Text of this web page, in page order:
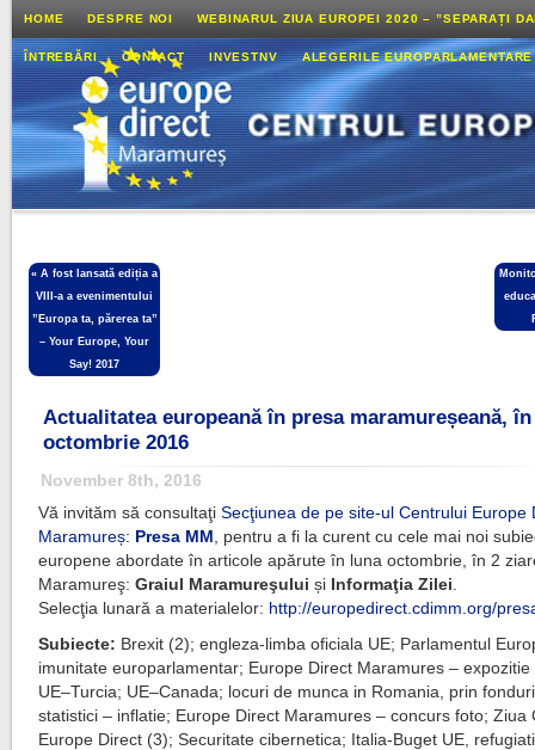
HOME DESPRE NOI WEBINARUL ZIUA EUROPEI 2020 – ”SEPARAȚI
ÎNTREBĂRI CONTACT INVESTNV ALEGERILE
«A fost lansată ediția a
VIII-a a evenimentului
”Europa ta, părerea ta”
– Your Europe, Your
Say! 2017
Actualitatea europeană în presa maramureșeană, în
octombrie 2016
November 8th, 2016
Vă invităm să consultaţiSecţiunea de pe site-ul Centrului Europe
Maramureș: Presa MM , pentru a fi la curent cu cele mai noi
europene abordate în articole apărute în luna octombrie, în 2
Maramureş:Graiul Maramureşului și Informaţia Zilei
Selecţia lunară a materialelor: http://europedirect.cdimm.org/
Subiecte: Brexit (2); engleza-limba oficiala UE; Parlamentul
imunitate europarlamentar; Europe Direct Maramures –
UE–Turcia; UE–Canada; locuri de munca in Romania, prin
statistici – inflatie; Europe Direct Maramures – concurs foto; Ziua
Europe Direct (3); Securitate cibernetica; Italia-Buget UE,